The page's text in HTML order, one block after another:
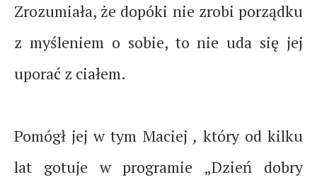
Zrozumiała, że dopóki nie zrobi porządku
z myśleniem o sobie, to nie uda się jej
uporać z ciałem.
Pomógł jej w tym Maciej , który od kilku
lat gotuje w programie „Dzień dobry